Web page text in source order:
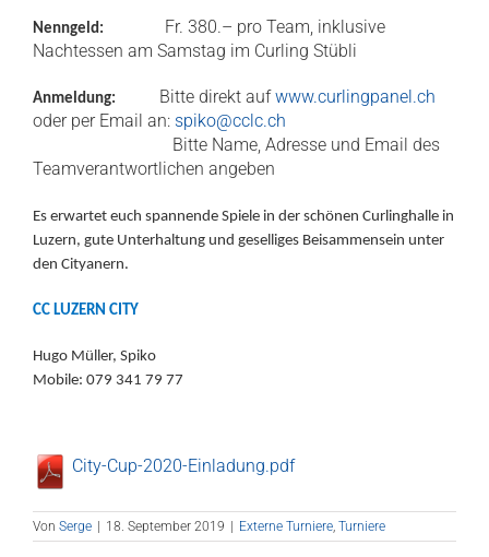
Nenngeld:
Fr. 380.– pro Team, inklusive
Nachtessen am Samstag im Curling Stübli
Anmeldung: Bitte direkt aufwww.curlingpanel.ch
oder per Email an: spiko@cclc.ch
Bitte Name, Adresse und Email des
Teamverantwortlichen angeben
Es erwartet euch spannende Spiele in der schönen Curlinghalle in
Luzern, gute Unterhaltung und geselliges Beisammensein unter
den Cityanern.
CC LUZERN CITY
Hugo Müller, Spiko
Mobile: 079 341 79 77
City-Cup-2020-Einladung.pdf
Von Serge 18. September 2019 Externe Turniere, Turniere